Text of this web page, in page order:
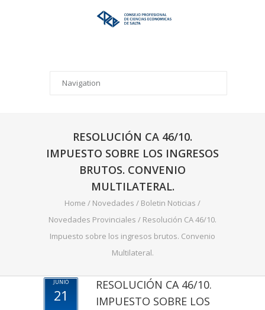
RESOLUCIÓN CA 46/10.
IMPUESTO SOBRE LOS INGRESOS
BRUTOS. CONVENIO
MULTILATERAL.
Home / Novedades / Boletin Noticias /
Novedades Provinciales / Resolución CA 46/10.
Impuesto sobre los ingresos brutos. Convenio
Multilateral.
JUNIO
21
RESOLUCIÓN CA 46/10.
IMPUESTO SOBRE LOS